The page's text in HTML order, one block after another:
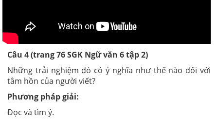
Câu 4 (trang 76 SGK Ngữ văn 6 tập 2)
Những trải nghiệm đó có ý nghĩa như thế nào đối với
tâm hồn của người viết?
Phương pháp giải:
Đọc và tìm ý.